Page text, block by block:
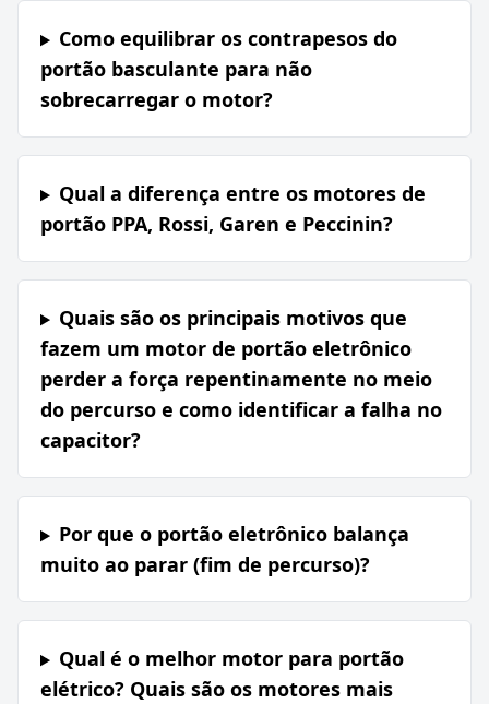
Como equilibrar os contrapesos do
portão basculante para não
sobrecarregar o motor?
Qual a diferença entre os motores de
portão PPA, Rossi, Garen e Peccinin?
Quais são os principais motivos que
fazem um motor de portão eletrônico
perder a força repentinamente no meio
do percurso e como identificar a falha no
capacitor?
Por que o portão eletrônico balança
muito ao parar (fim de percurso)?
Qual é o melhor motor para portão
elétrico? Quais são os motores mais